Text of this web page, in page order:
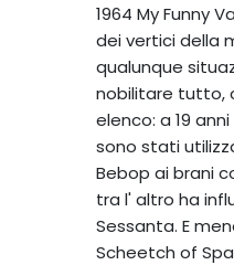
1964 My Funny
dei vertici della
qualunque
nobilitare tutto,
elenco: a 19
sono stati
Bebop ai brani
tra l' altro ha
Sessanta. E
Scheetch of